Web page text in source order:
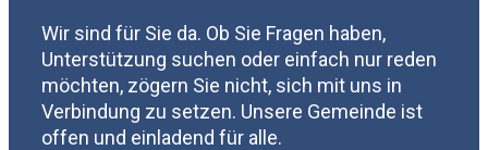
Wir sind für Sie da. Ob Sie Fragen haben,
Unterstützung suchen oder einfach nur reden
möchten, zögern Sie nicht, sich mit uns in
Verbindung zu setzen. Unsere Gemeinde ist
offen und einladend für alle.